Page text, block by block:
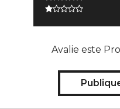
Avalie este